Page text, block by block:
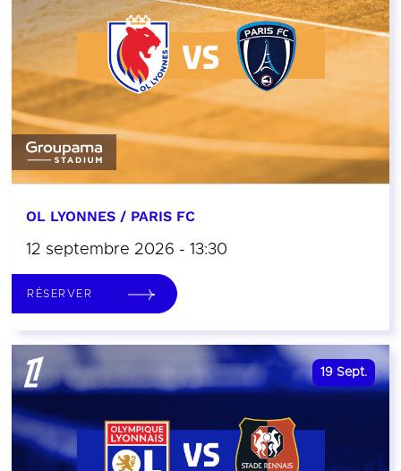
OL LYONNES / PARIS FC
12 septembre 2026 - 13:30
RÉSERVER
19 Sept.